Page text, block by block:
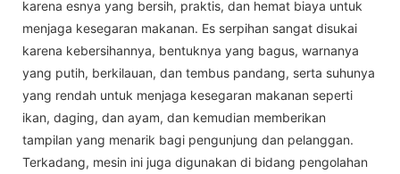
karena esnya yang bersih, praktis, dan hemat biaya untuk
menjaga kesegaran makanan. Es serpihan sangat disukai
karena kebersihannya, bentuknya yang bagus, warnanya
yang putih, berkilauan, dan tembus pandang, serta suhunya
yang rendah untuk menjaga kesegaran makanan seperti
ikan, daging, dan ayam, dan kemudian memberikan
tampilan yang menarik bagi pengunjung dan pelanggan.
Terkadang, mesin ini juga digunakan di bidang pengolahan